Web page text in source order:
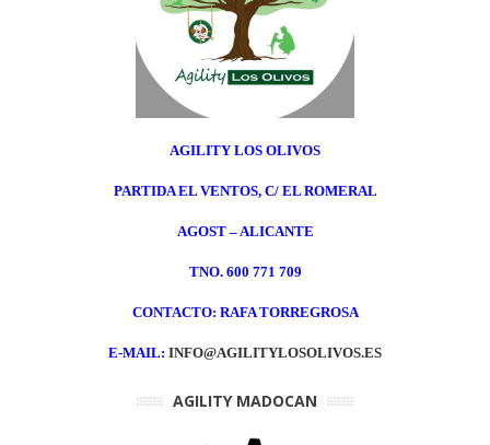
AGILITY LOS OLIVOS
PARTIDA EL VENTOS, C/ EL ROMERAL
AGOST – ALICANTE
TNO. 600 771 709
CONTACTO: RAFA TORREGROSA
E-MAIL: INFO@AGILITYLOSOLIVOS.ES
AGILITY MADOCAN